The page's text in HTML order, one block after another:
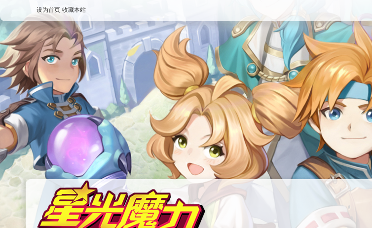
设为首页 收藏本站